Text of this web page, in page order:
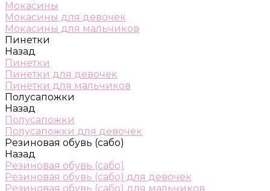
Мокасины
Мокасины для девочек
Мокасины для мальчиков
Пинетки
Назад
Пинетки
Пинетки для девочек
Пинетки для мальчиков
Полусапожки
Назад
Полусапожки
Полусапожки для девочек
Резиновая обувь (сабо)
Назад
Резиновая обувь (сабо)
Резиновая обувь (сабо) для девочек
Резиновая обувь (сабо) для мальчиков